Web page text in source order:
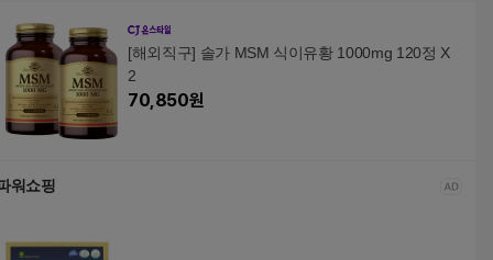
[해외직구] 솔가 MSM 식이유황 1000mg 120정 X
2
70,850원
워쇼핑